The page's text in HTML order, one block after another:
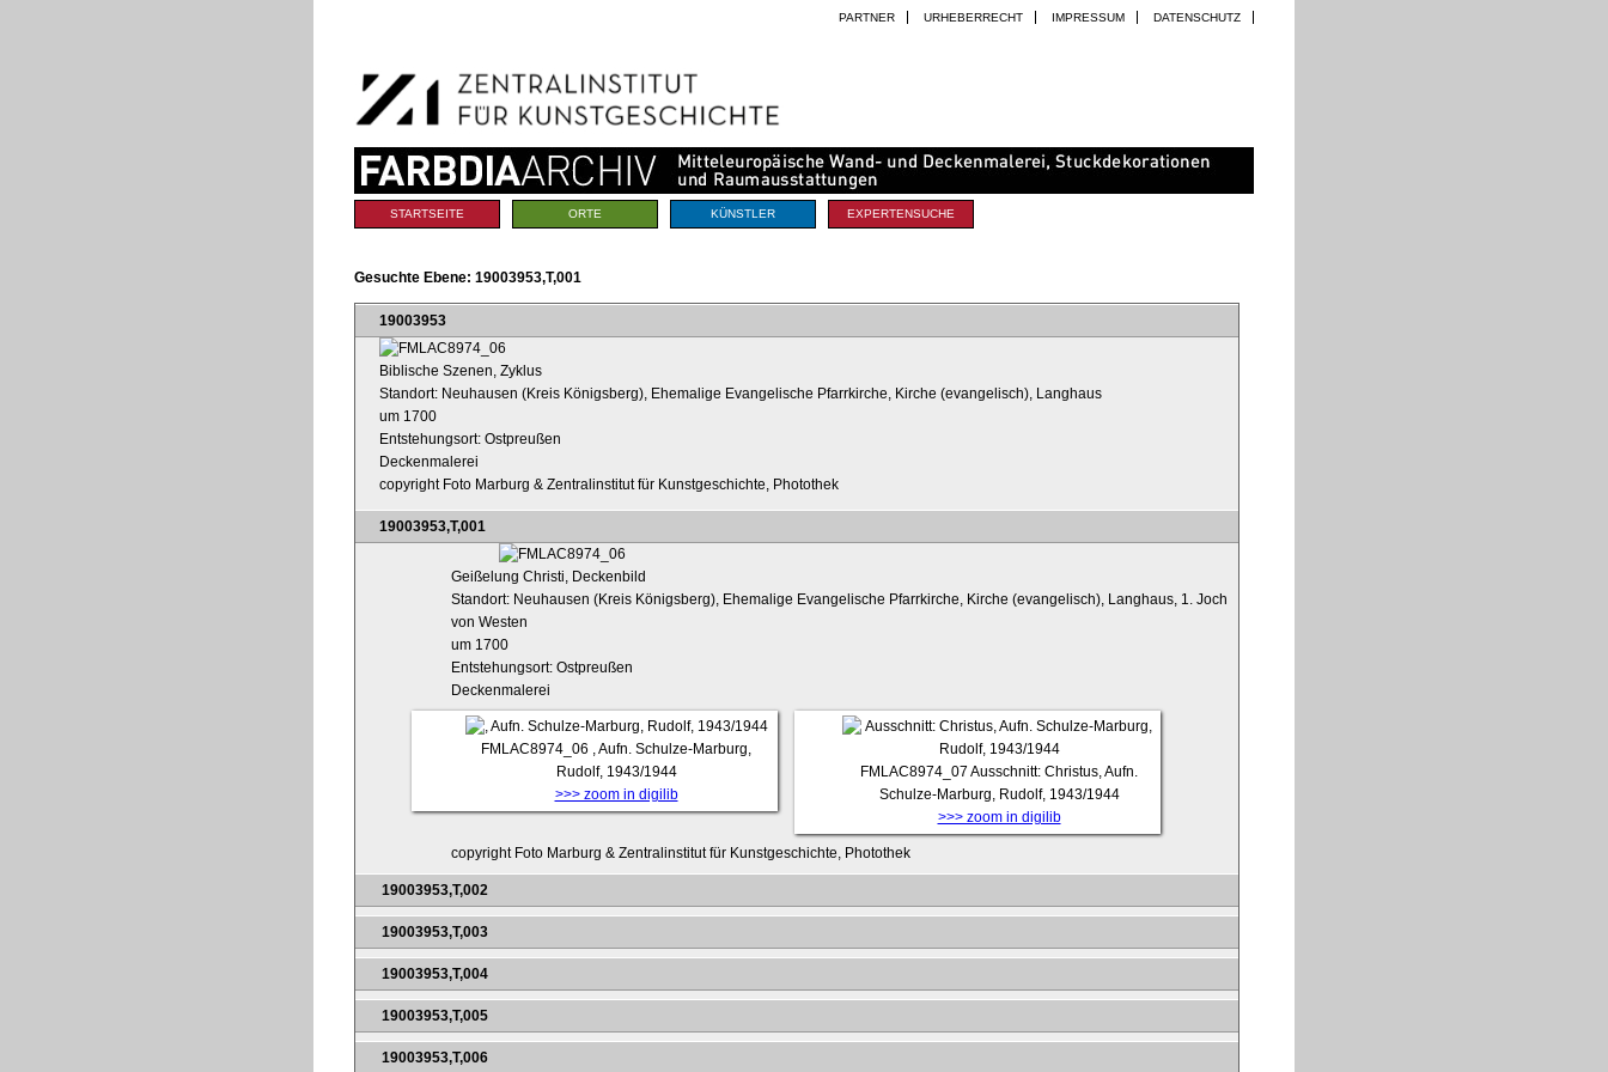
Navigation
PARTNER URHEBERRECHT IMPRESSUM DATENSCHUTZ
Sektionen
STARTSEITE ORTE KÜNSTLER EXPERTENSUCHE
Gesuchte Ebene: 19003953,T,001
19003953
Biblische Szenen, Zyklus
Standort: Neuhausen (Kreis Königsberg), Ehemalige Evangelische Pfarrkirche, Kirche (evangelisch), Langhaus
um 1700
Entstehungsort: Ostpreußen
Deckenmalerei
copyright Foto Marburg & Zentralinstitut für Kunstgeschichte, Photothek
19003953,T,001
Geißelung Christi, Deckenbild
Standort: Neuhausen (Kreis Königsberg), Ehemalige Evangelische Pfarrkirche, Kirche (evangelisch), Langhaus, 1. Joch
von Westen
um 1700
Entstehungsort: Ostpreußen
Deckenmalerei
FMLAC8974_06 , Aufn. Schulze-Marburg,
Rudolf, 1943/1944
>>> zoom in digilib
FMLAC8974_07 Ausschnitt: Christus, Aufn.
Schulze-Marburg, Rudolf, 1943/1944
>>> zoom in digilib
copyright Foto Marburg & Zentralinstitut für Kunstgeschichte, Photothek
19003953,T,002
19003953,T,003
19003953,T,004
19003953,T,005
19003953,T,006